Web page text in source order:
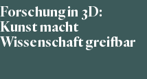
Forschung in 3D:
Kunst macht
Wissenschaft greifbar